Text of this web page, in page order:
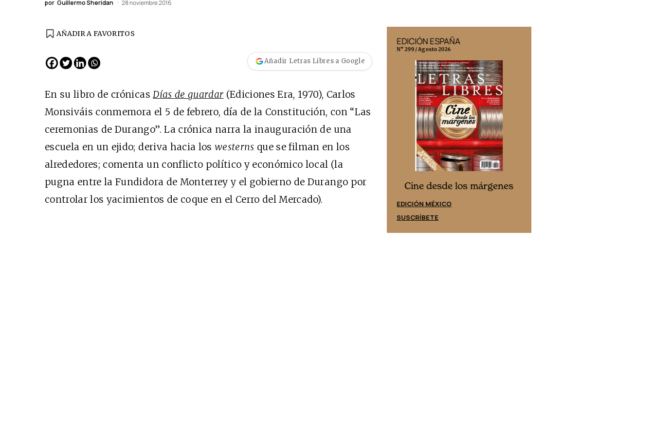
por Guillermo Sheridan 28 noviembre 2016
AÑADIR A FAVORITOS
Añadir Letras Libres a Google
En su libro de crónicas Días de guardar (Ediciones Era, 1970), Carlos
Monsiváis conmemora el 5 de febrero, día de la Constitución, con “Las
ceremonias de Durango”. La crónica narra la inauguración de una
escuela en un ejido; deriva hacia los westerns que se filman en los
alrededores; comenta un conflicto político y económico local (la
pugna entre la Fundidora de Monterrey y el gobierno de Durango por
controlar los yacimientos de coque en el Cerro del Mercado).
Cine desde los márgenes
EDICIÓN MÉXICO
Cine desde los márgenes
EDICIÓN ESPAÑA
EDICIÓN ESPAÑA
N° 299 / Agosto 2026
Cine desde los márgenes
EDICIÓN MÉXICO
SUSCRÍBETE